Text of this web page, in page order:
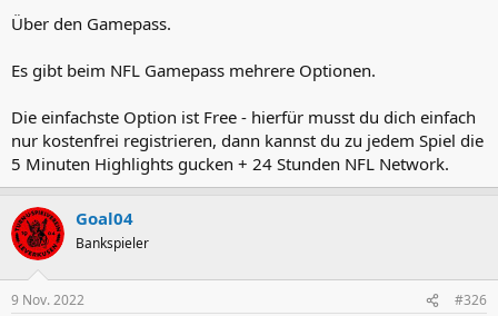
Über den Gamepass.
Es gibt beim NFL Gamepass mehrere Optionen.
Die einfachste Option ist Free - hierfür musst du dich einfach
nur kostenfrei registrieren, dann kannst du zu jedem Spiel die
5 Minuten Highlights gucken + 24 Stunden NFL Network.
Goal04
Bankspieler
9 Nov. 2022 #326